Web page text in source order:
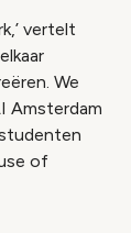
vertelt
We
Amsterdam
of